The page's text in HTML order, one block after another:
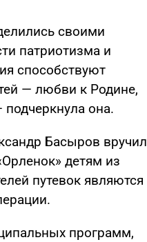
своими
патриотизма и
способствуют
— любви к Родине,
она.
Басыров вручил
детям из
путевок являются
программ,